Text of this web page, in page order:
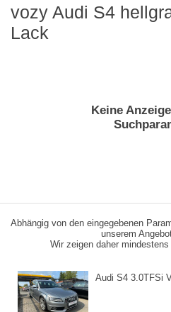
vozy Audi S4
Lack
Keine
Abhängig von den eingegebenen
unserem
Wir zeigen daher
Audi S4 3.0TFSi